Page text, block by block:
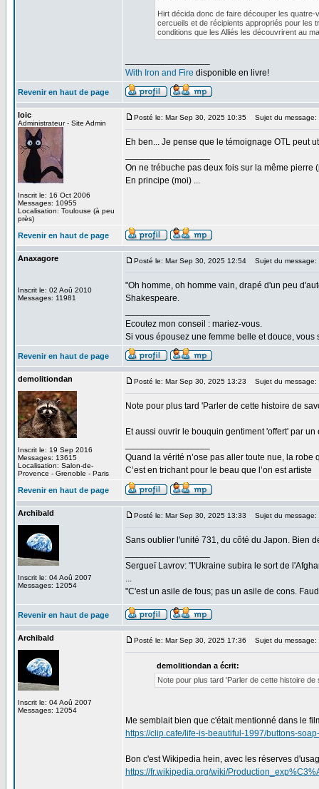
Hirt décida donc de faire découper les
cercueils et de récipients appropriés pour les
conditions que les Alliés les découvrirent au
With Iron and Fire disponible en livre!
Revenir en haut de page
loic
Administrateur - Site Admin
Inscrit le: 16 Oct 2006
Messages: 10955
Localisation: Toulouse (à peu
près)
Posté le: Mar Sep 30, 2025 10:35 Sujet du message:
Eh ben... Je pense que le témoignage OTL peut
On ne trébuche pas deux fois sur la même pierre
En principe (moi) ...
Revenir en haut de page
Anaxagore
Inscrit le: 02 Aoû 2010
Messages: 11981
Posté le: Mar Sep 30, 2025 12:54 Sujet du message:
"Oh homme, oh homme vain, drapé d'un peu
Shakespeare.
Ecoutez mon conseil : mariez-vous.
Si vous épousez une femme belle et douce,
Revenir en haut de page
demolitiondan
Inscrit le: 19 Sep 2016
Messages: 13615
Localisation: Salon-de-
Provence - Grenoble - Paris
Posté le: Mar Sep 30, 2025 13:23 Sujet du message:
Note pour plus tard 'Parler de cette histoire de
Et aussi ouvrir le bouquin gentiment 'offert' par
Quand la vérité n’ose pas aller toute nue, la robe
C’est en trichant pour le beau que l’on est artiste
Revenir en haut de page
Archibald
Inscrit le: 04 Aoû 2007
Messages: 12054
Posté le: Mar Sep 30, 2025 13:33 Sujet du message:
Sans oublier l'unité 731, du côté du Japon. Bien
Sergueï Lavrov: "l'Ukraine subira le sort de
...
"C'est un asile de fous; pas un asile de cons.
Revenir en haut de page
Archibald
Inscrit le: 04 Aoû 2007
Messages: 12054
Posté le: Mar Sep 30, 2025 17:36 Sujet du message:
demolitiondan a écrit:
Note pour plus tard 'Parler de cette histoire de
Me semblait bien que c'était mentionné dans le
https://clip.cafe/life-is-beautiful-1997/buttons-
Bon c'est Wikipedia hein, avec les réserves
https://fr.wikipedia.org/wiki/